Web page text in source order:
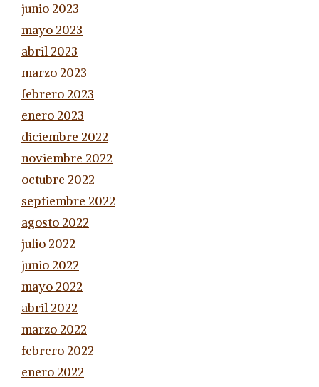
junio 2023
mayo 2023
abril 2023
marzo 2023
febrero 2023
enero 2023
diciembre 2022
noviembre 2022
octubre 2022
septiembre 2022
agosto 2022
julio 2022
junio 2022
mayo 2022
abril 2022
marzo 2022
febrero 2022
enero 2022